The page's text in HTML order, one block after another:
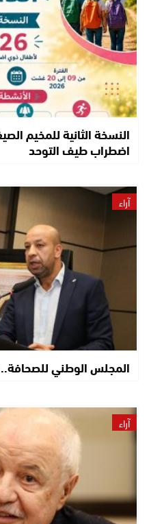
النسخة الثانية للمخيم
اضطراب طيف التوحد
آراء
المجلس الوطني للصحافة..
آراء